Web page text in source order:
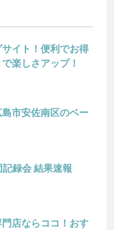
イト！便利でお得
楽しさアップ！
市安佐南区のベー
録会 結果速報
店ならココ！おす